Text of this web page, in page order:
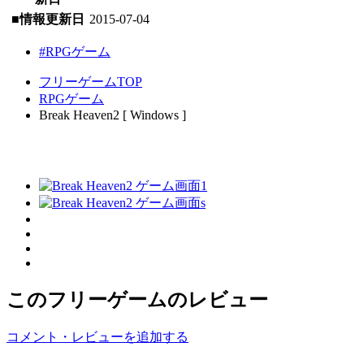
■情報更新日
2015-07-04
#RPGゲーム
フリーゲームTOP
RPGゲーム
Break Heaven2 [ Windows ]
このフリーゲームのレビュー
コメント・レビューを追加する